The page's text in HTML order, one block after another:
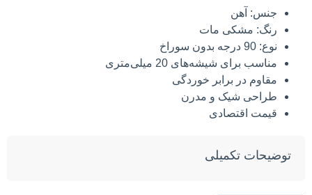
جنس: آهن
رنگ: مشکی مات
نوع: 90 درجه بدون سوراخ
مناسب برای شیشه‌های 20 میلی‌متری
مقاوم در برابر خوردگی
طراحی شیک و مدرن
قیمت اقتصادی
توضیحات تکمیلی